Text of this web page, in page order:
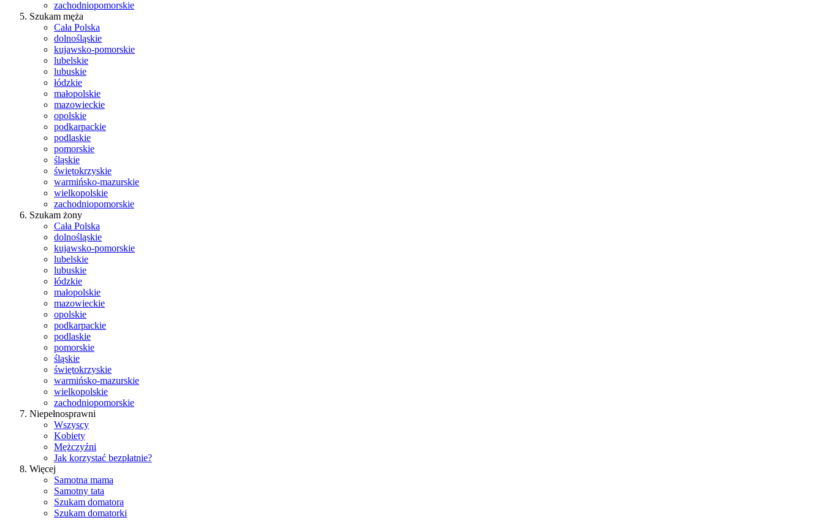
zachodniopomorskie
Szukam męża
Cała Polska
dolnośląskie
kujawsko-pomorskie
lubelskie
lubuskie
łódzkie
małopolskie
mazowieckie
opolskie
podkarpackie
podlaskie
pomorskie
śląskie
świętokrzyskie
warmińsko-mazurskie
wielkopolskie
zachodniopomorskie
Szukam żony
Cała Polska
dolnośląskie
kujawsko-pomorskie
lubelskie
lubuskie
łódzkie
małopolskie
mazowieckie
opolskie
podkarpackie
podlaskie
pomorskie
śląskie
świętokrzyskie
warmińsko-mazurskie
wielkopolskie
zachodniopomorskie
Niepełnosprawni
Wszyscy
Kobiety
Mężczyźni
Jak korzystać bezpłatnie?
Więcej
Samotna mama
Samotny tata
Szukam domatora
Szukam domatorki